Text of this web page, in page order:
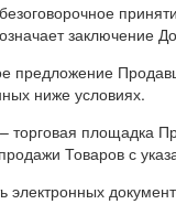
заключение
предложение
ниже условиях.
– торговая площадка
Товаров с
электронных